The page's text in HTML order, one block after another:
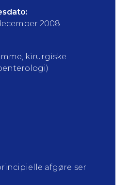
2008
kirurgiske
afgørelser